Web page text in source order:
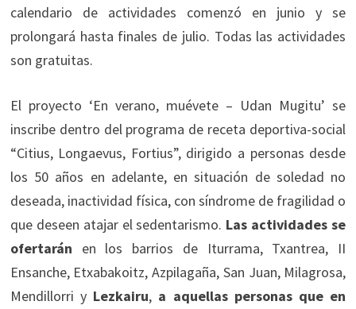
calendario de actividades comenzó en junio y se
prolongará hasta finales de julio. Todas las actividades
son gratuitas.
El proyecto ‘En verano, muévete – Udan Mugitu’ se
inscribe dentro del programa de receta deportiva-social
“Citius, Longaevus, Fortius”, dirigido a personas desde
los 50 años en adelante, en situación de soledad no
deseada, inactividad física, con síndrome de fragilidad o
que deseen atajar el sedentarismo. Las actividades se
ofertarán en los barrios de Iturrama, Txantrea, II
Ensanche, Etxabakoitz, Azpilagaña, San Juan, Milagrosa,
Mendillorri y Lezkairu, a aquellas personas que en